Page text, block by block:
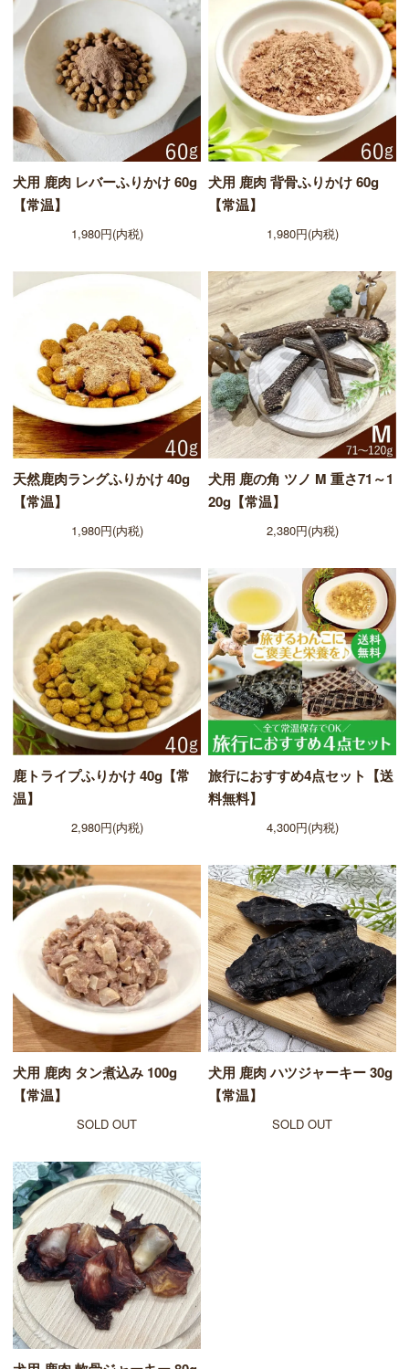
犬用 鹿肉 レバーふりかけ 60g
【常温】
1,980円(内税)
犬用 鹿肉 背骨ふりかけ 60g
【常温】
1,980円(内税)
天然鹿肉ラングふりかけ 40g
【常温】
1,980円(内税)
犬用 鹿の角 ツノ M 重さ71～1
20g【常温】
2,380円(内税)
鹿トライプふりかけ 40g【常
温】
2,980円(内税)
旅行におすすめ4点セット【送
料無料】
4,300円(内税)
犬用 鹿肉 タン煮込み 100g
【常温】
SOLD OUT
犬用 鹿肉 ハツジャーキー 30g
【常温】
SOLD OUT